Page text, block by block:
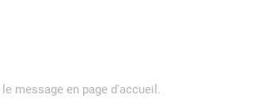
message en page d'accueil.